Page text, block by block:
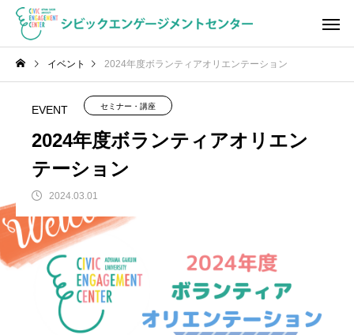
イベント 2024年度ボランティアオリエンテーション
EVENT セミナー・講座
2024年度ボランティアオリエン
テーション
2024.03.01